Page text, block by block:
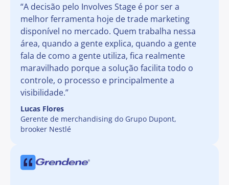
“A decisão pelo Involves Stage é por ser a
melhor ferramenta hoje de trade marketing
disponível no mercado. Quem trabalha nessa
área, quando a gente explica, quando a gente
fala de como a gente utiliza, fica realmente
maravilhado porque a solução facilita todo o
controle, o processo e principalmente a
visibilidade.”
Lucas Flores
Gerente de merchandising do Grupo Dupont,
brooker Nestlé